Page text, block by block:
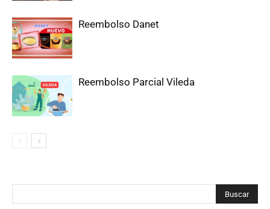
Reembolso Danet
Reembolso Parcial Vileda